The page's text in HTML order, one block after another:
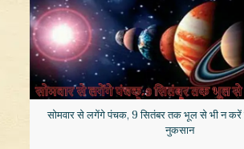
​सोमवार से लगेंगे पंचक, 9 सितंबर तक भूल से भी न करें
नुकसान